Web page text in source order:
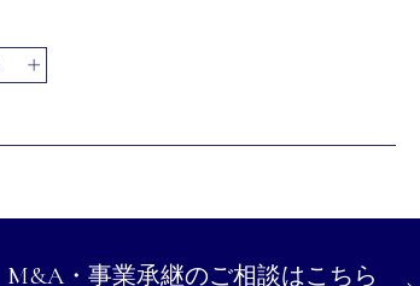
M&A・事業承継のご相談はこちら